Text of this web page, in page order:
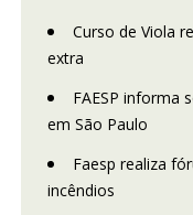
Curso de Viola
extra
FAESP informa
em São Paulo
Faesp realiza
incêndios